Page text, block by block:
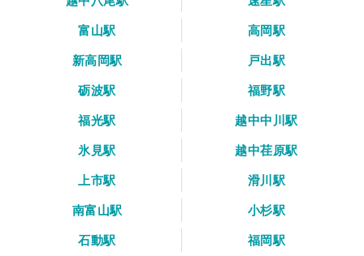
富山駅
高岡駅
新高岡駅
戸出駅
砺波駅
福野駅
福光駅
越中中川駅
氷見駅
越中荏原駅
上市駅
滑川駅
南富山駅
小杉駅
石動駅
福岡駅